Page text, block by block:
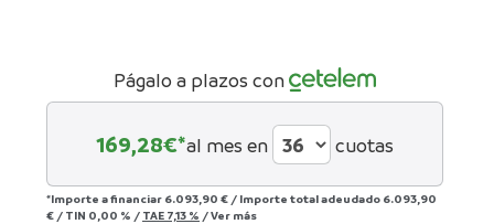
Mantenimiento de bicicletas
Págalo a plazos con
169,28€*al mes en cuotas
*Importe a financiar 6.093,90 € / Importe total adeudado 6.093,90
€ / TIN 0,00 % / TAE 7,13 % /Ver más